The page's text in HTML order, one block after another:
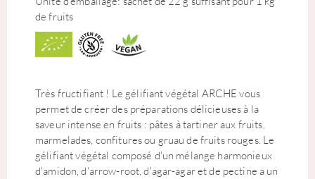
de fruits
Très fructifiant ! Le gélifiant végétal ARCHE vous
permet de créer des préparations délicieuses à la
saveur intense en fruits : pâtes à tartiner aux fruits,
marmelades, confitures ou gruau de fruits rouges. Le
gélifiant végétal composé d'un mélange harmonieux
d'amidon, d'arrow-root, d'agar-agar et de pectine a un